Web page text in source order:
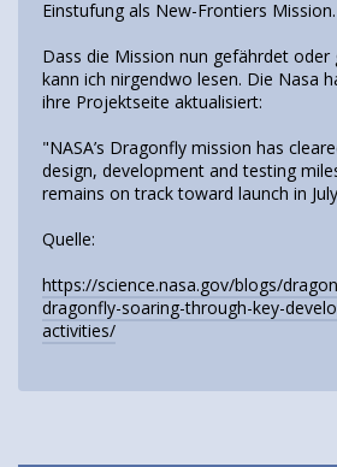
Einstufung als New-Frontiers Mission.
Dass die Mission nun gefährdet oder
kann ich nirgendwo lesen. Die Nasa
ihre Projektseite aktualisiert:
"NASA’s Dragonfly mission has
design, development and testing
remains on track toward launch in
Quelle:
https://science.nasa.gov/blogs/
dragonfly-soaring-through-key-
activities/